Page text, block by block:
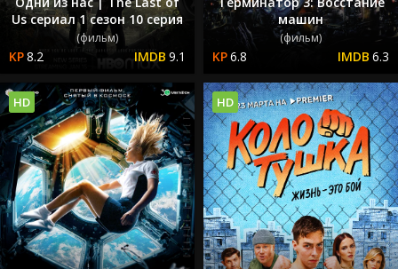
Us сериал 1 сезон 10 серия
(фильм)
8.2 9.1
машин
(фильм)
6.8 6.3
HD HD